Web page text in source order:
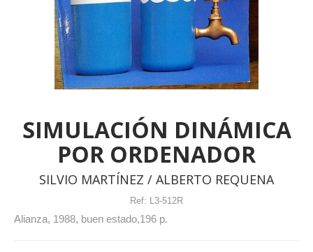
SIMULACIÓN DINÁMICA
POR ORDENADOR
SILVIO MARTÍNEZ / ALBERTO REQUENA
Ref: L3-512R
Alianza, 1988, buen estado,196 p.